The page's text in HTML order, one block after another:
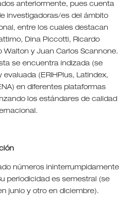
anteriormente, pues cuenta
investigadoras/es del ámbito
entre los cuales destacan
Dina Piccotti, Ricardo
Walton y Juan Carlos Scannone.
se encuentra indizada (se
evaluada (ERIHPlus, Latindex,
en diferentes plataformas
los estándares de calidad
números ininterrumpidamente
periodicidad es semestral (se
junio y otro en diciembre).